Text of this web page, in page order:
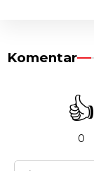
Komentar
👍
0